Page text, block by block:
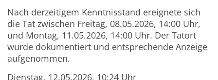
Nach derzeitigem Kenntnisstand ereignete sich
die Tat zwischen Freitag, 08.05.2026, 14:00 Uhr,
und Montag, 11.05.2026, 14:00 Uhr. Der Tatort
wurde dokumentiert und entsprechende Anzeige
aufgenommen.
Dienstag, 12.05.2026, 10:24 Uhr